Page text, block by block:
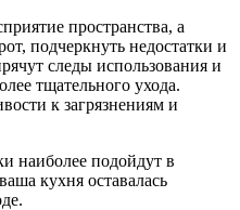
пространства, а
подчеркнуть недостатки и
следы использования и
тщательного ухода.
к загрязнениям и
наиболее подойдут в
кухня оставалась